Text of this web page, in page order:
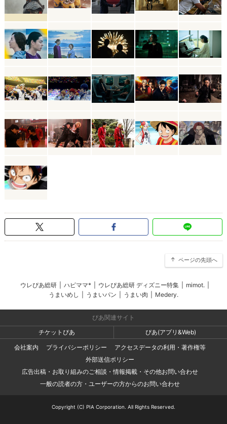
ページの先頭へ
ウレぴあ総研 ハピママ* ウレぴあ総研 ディズニー特集 mimot.
うまいめし
うまいパン うまい肉 Medery.
ぴあ関連サイト
チケットぴあ
ぴあ(アプリ&Web)
会社案内
プライバシーポリシー
アクセスデータの利用・著作権等
外部送信ポリシー
広告出稿・お取り組みのご相談・情報掲載・その他お問い合わせ
一般の読者の方・ユーザーの方からのお問い合わせ
Copyright (C) PIA Corporation. All Rights Reserved.